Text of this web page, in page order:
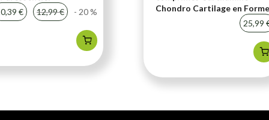
€
12,99 € - 20 %
Chondro Cartilage en Forme
25,99